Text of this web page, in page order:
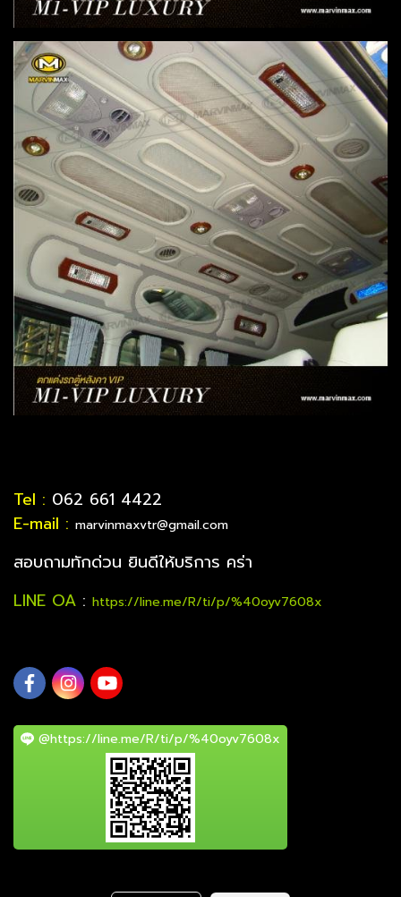
Tel : 062 661 4422
E-mail : marvinmaxvtr@gmail.com
สอบถามทักด่วน ยินดีให้บริการ คร่า
LINE OA : https://line.me/R/ti/p/%40oyv7608x
@https://line.me/R/ti/p/%40oyv7608x